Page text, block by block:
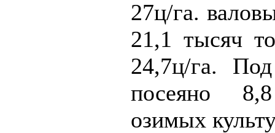
27ц/га.
21,1 тысяч
24,7ц/га.
посеяно
озимых